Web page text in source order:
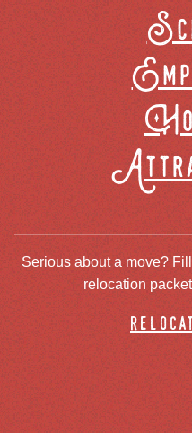
Serious about a move?
relocation